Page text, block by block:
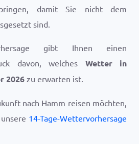
damit Sie nicht dem
sind.
gibt Ihnen einen
davon, welches Wetter in
2026zu erwarten ist.
nach Hamm reisen möchten,
14-Tage-Wettervorhersage